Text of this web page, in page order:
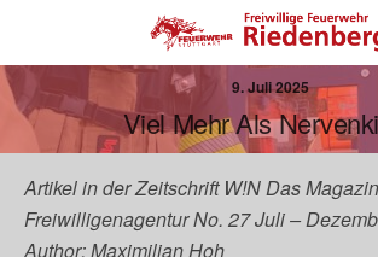
9. Juli 2025
Viel Mehr Als
Artikel in der Zeitschrift W!N Das
Freiwilligenagentur No. 27 Juli –
Author: Maximilian Hoh